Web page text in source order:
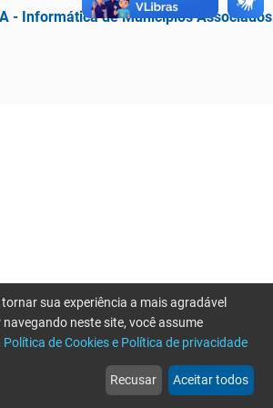
- Informática de Municípios Associados
web
Notícias
more_horiz
Mais
sua experiência a mais agradável
neste site, você assume
Política de Cookies e Política de privacidade
Recusar Aceitar todos
por favor tente novamente